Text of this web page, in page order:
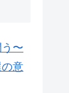
〜
意